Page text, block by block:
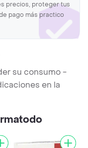
precios, proteger tus
pago más practico
su consumo -
en la